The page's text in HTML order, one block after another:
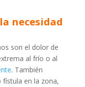
necesidad
son el dolor de
al frío o al
. También
en la zona,